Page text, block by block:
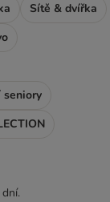
Sítě & dvířka
seniory